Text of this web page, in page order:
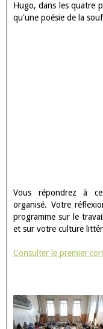
Hugo, dans les quatre
qu'une poésie de la
Vous répondrez à
organisé. Votre
programme sur le
et sur votre culture
Consulter le premier